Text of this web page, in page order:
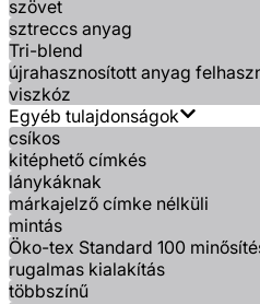
szövet
sztreccs anyag
Tri-blend
újrahasznosított anyag
viszkóz
Egyéb tulajdonságok
csíkos
kitéphető címkés
lánykáknak
márkajelző címke nélküli
mintás
Öko-tex Standard 100
rugalmas kialakítás
többszínű